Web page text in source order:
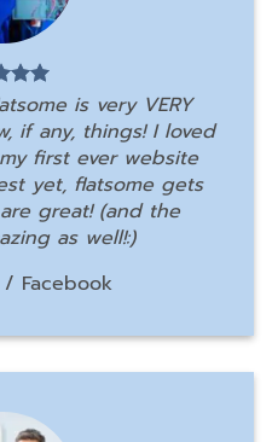
is very VERY
if any, things! I loved
first ever website
yet, flatsome gets
great! (and the
as well!:)
/ Facebook